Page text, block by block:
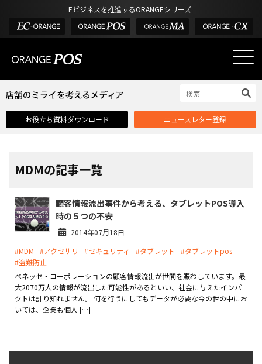
Eビジネスを推進するORANGEシリーズ
タッチパネル式カスタマーディスプレイ
インフラ環境・サポート
酒販・ワイン
サロン
DX推進支援
導入・補助金
デジタル化・AI導入補助金
お役立ち記事
POS お役立ち情報
店舗のミライを考えるメディア
03-6432-0346
電話受付：平日 10:00~17:00
お役立ち資料ダウンロード ニュースレター登録
MDMの記事一覧
顧客情報流出事件から考える、タブレットPOS導入
時の５つの不安
2014年07月18日
#MDM
#アクセサリ #セキュリティ #タブレット
#タブレットpos
#盗難防止
ベネッセ・コーポレーションの顧客情報流出が世間を賑わしています。最
大2070万人の情報が流出した可能性があるといい、社会に与えたインパ
クトは計り知れません。 何を行うにしてもデータが必要な今の世の中にお
いては、企業も個人 […]